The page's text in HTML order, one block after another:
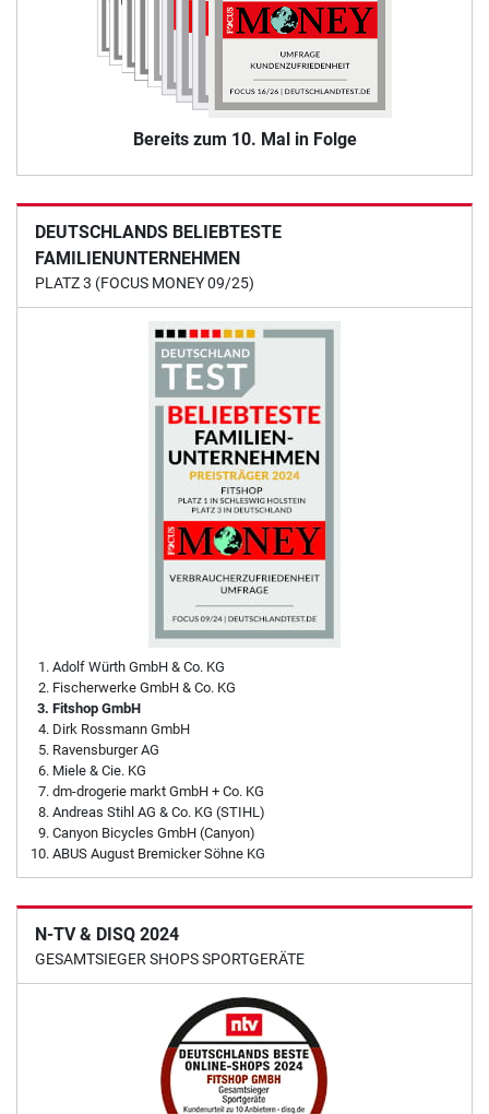
Bereits zum 10. Mal in Folge
DEUTSCHLANDS BELIEBTESTE
FAMILIENUNTERNEHMEN
PLATZ 3 (FOCUS MONEY 09/25)
Adolf Würth GmbH & Co. KG
Fischerwerke GmbH & Co. KG
Fitshop GmbH
Dirk Rossmann GmbH
Ravensburger AG
Miele & Cie. KG
dm-drogerie markt GmbH + Co. KG
Andreas Stihl AG & Co. KG (STIHL)
Canyon Bicycles GmbH (Canyon)
ABUS August Bremicker Söhne KG
N-TV & DISQ 2024
GESAMTSIEGER SHOPS SPORTGERÄTE